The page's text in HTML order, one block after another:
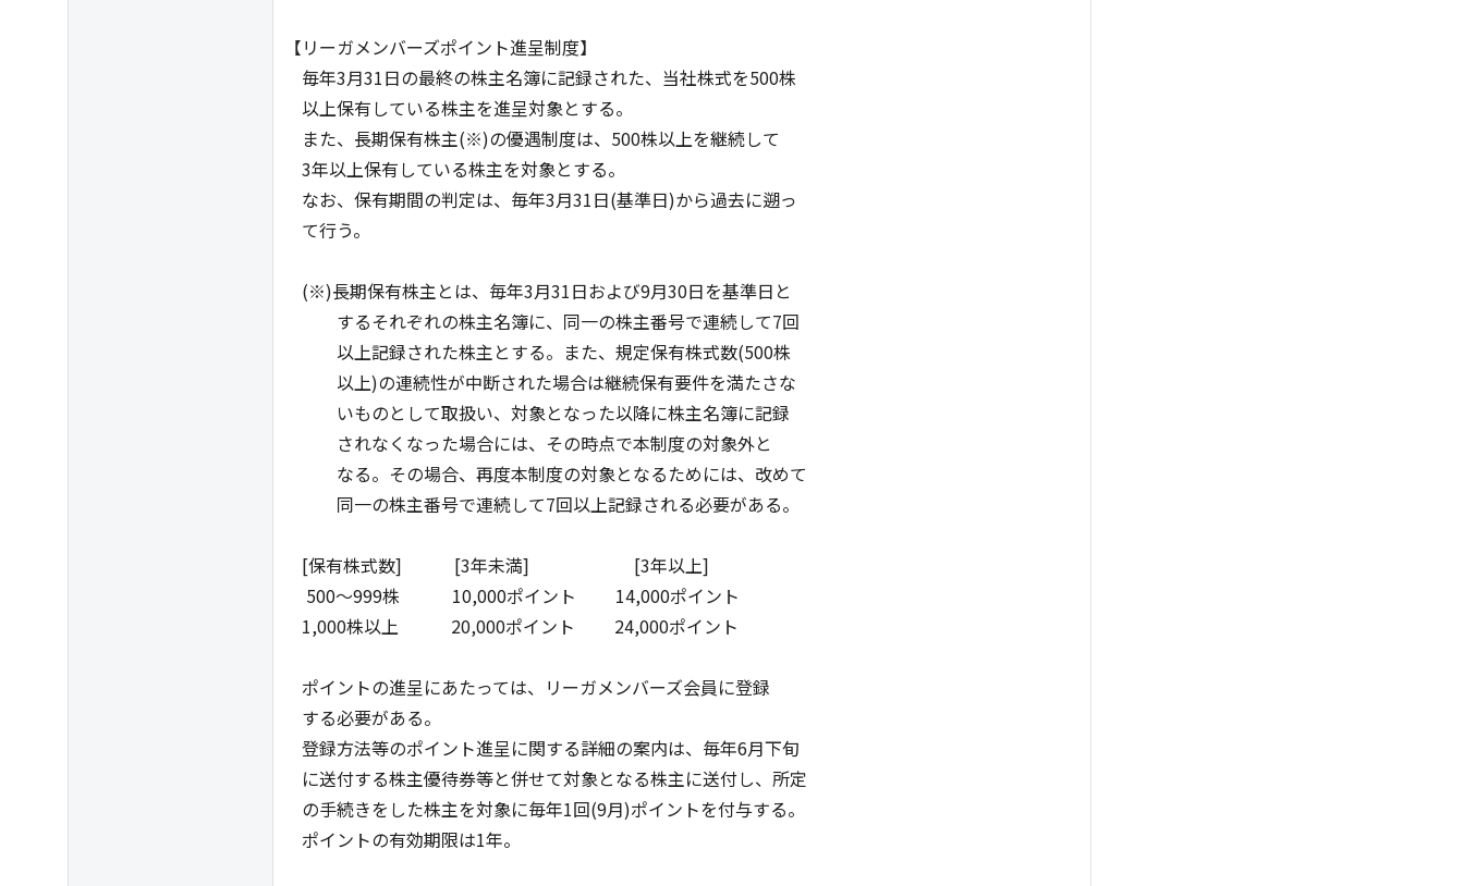
【リーガメンバーズポイント進呈制度】
毎年3月31日の最終の株主名簿に記録された、当社株式を500株
以上保有している株主を進呈対象とする。
また、長期保有株主(※)の優遇制度は、500株以上を継続して
3年以上保有している株主を対象とする。
なお、保有期間の判定は、毎年3月31日(基準日)から過去に遡っ
て行う。
(※)長期保有株主とは、毎年3月31日および9月30日を基準日と
するそれぞれの株主名簿に、同一の株主番号で連続して7回
以上記録された株主とする。また、規定保有株式数(500株
以上)の連続性が中断された場合は継続保有要件を満たさな
いものとして取扱い、対象となった以降に株主名簿に記録
されなくなった場合には、その時点で本制度の対象外と
なる。その場合、再度本制度の対象となるためには、改めて
同一の株主番号で連続して7回以上記録される必要がある。
[保有株式数] [3年未満] [3年以上]
500～999株 10,000ポイント 14,000ポイント
1,000株以上 20,000ポイント 24,000ポイント
ポイントの進呈にあたっては、リーガメンバーズ会員に登録
する必要がある。
登録方法等のポイント進呈に関する詳細の案内は、毎年6月下旬
に送付する株主優待券等と併せて対象となる株主に送付し、所定
の手続きをした株主を対象に毎年1回(9月)ポイントを付与する。
ポイントの有効期限は1年。